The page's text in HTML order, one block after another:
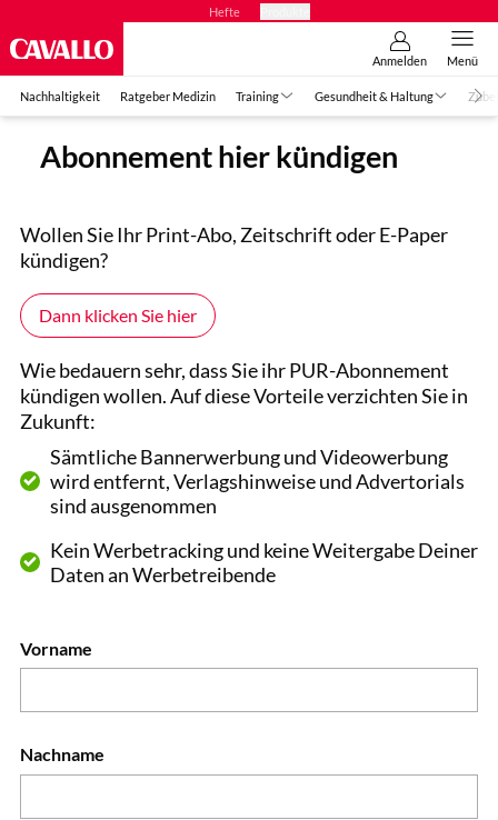
Hefte
Anmelden Menü
Nachhaltigkeit Ratgeber Medizin Training Gesundheit & Haltung
Abonnement hier kündigen
Wollen Sie Ihr Print-Abo, Zeitschrift oder E-Paper
kündigen?
Dann klicken Sie hier
Wie bedauern sehr, dass Sie ihr PUR-Abonnement
kündigen wollen. Auf diese Vorteile verzichten Sie in
Zukunft:
Sämtliche Bannerwerbung und Videowerbung
wird entfernt, Verlagshinweise und Advertorials
sind ausgenommen
Kein Werbetracking und keine Weitergabe Deiner
Daten an Werbetreibende
Vorname
Nachname